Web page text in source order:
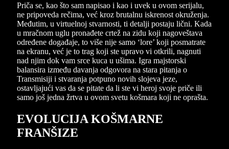
Priča se, kao što sam napisao i kao i uvek u ovom serijalu,
ne pripoveda rečima, već kroz brutalnu iskrenost okruženja.
Međutim, u virtuelnoj stvarnosti, ti detalji postaju lični. Kada
u mračnom uglu pronađete crtež na zidu koji nagoveštava
određene događaje, to više nije samo ‘lore’ koji posmatrate
na ekranu, već je to trag koji ste upravo vi otkrili, nagnuti
nad njim dok vam srce kuca u ušima. Igra majstorski
balansira između davanja odgovora na stara pitanja o
Transmisiji i stvaranja potpuno novih slojeva jeze,
ostavljajući vas da se pitate da li ste vi heroj svoje priče ili
samo još jedna žrtva u ovom svetu košmara koji ne oprašta.
EVOLUCIJA KOŠMARNE
FRANŠIZE